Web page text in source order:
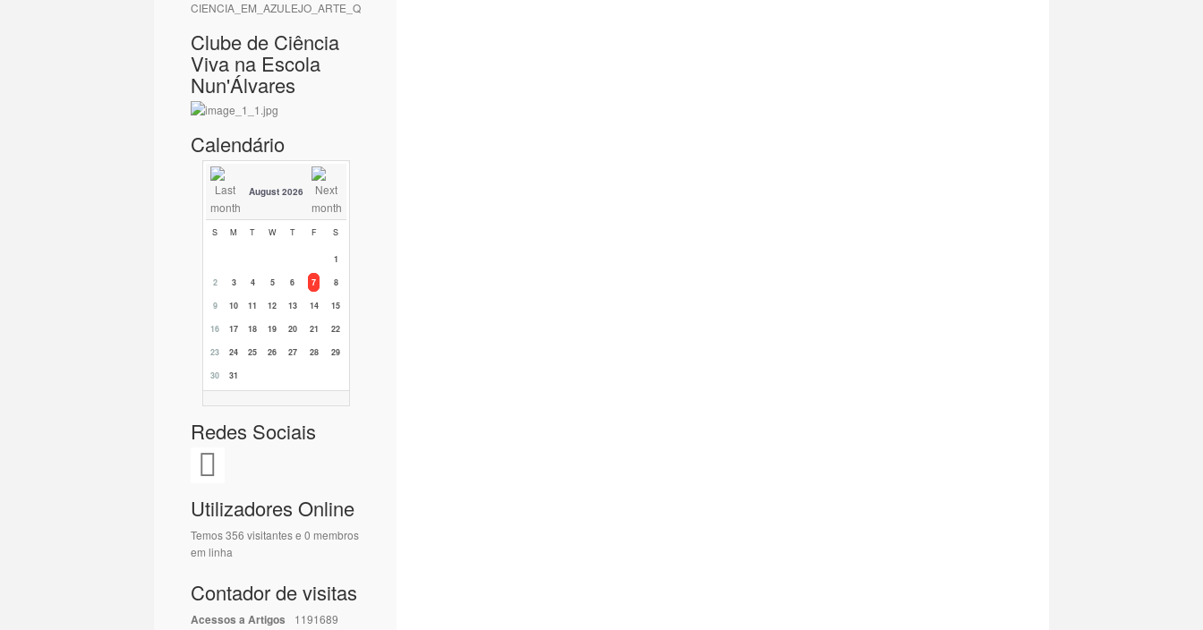
Clube de Ciência
Viva na Escola
Nun'Álvares
Calendário
August 2026
S M T W T F S
1
2
3 4 5 6 7
8
9
10 11 12 13 14
15
16
17 18 19 20 21
22
23
24 25 26 27 28
29
30
31
Redes Sociais
Utilizadores Online
Temos 356 visitantes e 0 membros
em linha
Contador de visitas
Acessos a Artigos 1191689